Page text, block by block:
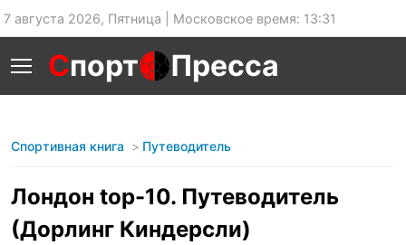
7 августа 2026, Пятница | Московское время: 13:31
Спорт Пресса
Спортивная книга Путеводитель
Лондон top-10. Путеводитель
(Дорлинг Киндерсли)